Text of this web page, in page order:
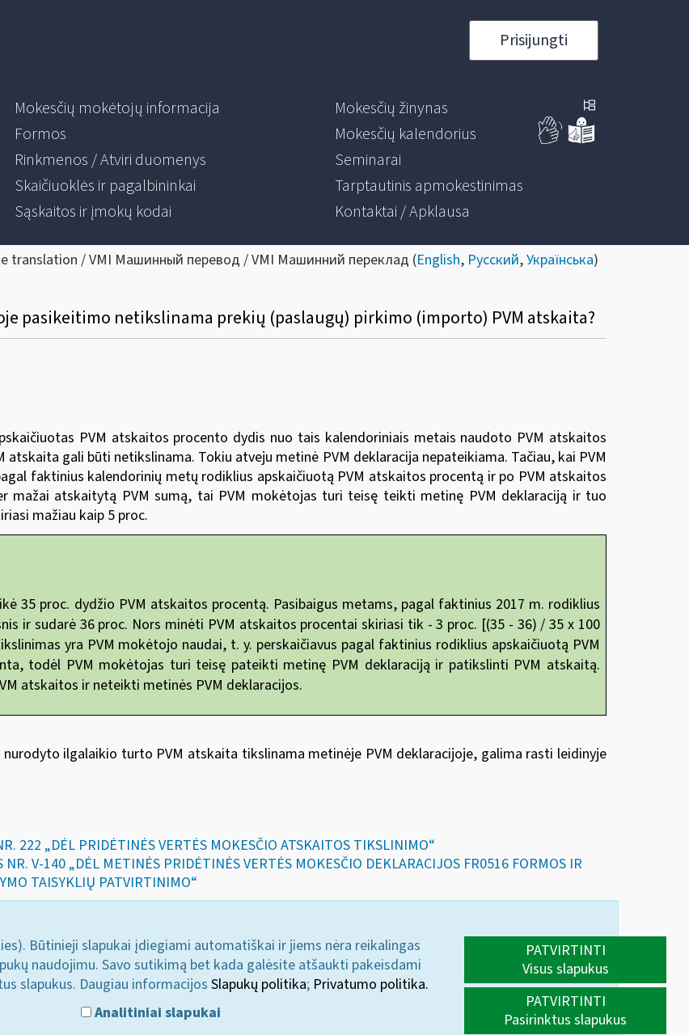
Prisijungti
Mokesčių mokėtojų informacija
Formos
Rinkmenos / Atviri duomenys
Skaičiuoklės ir pagalbininkai
Sąskaitos ir įmokų kodai
Mokesčių žinynas
Mokesčių kalendorius
Seminarai
Tarptautinis apmokestinimas
Kontaktai / Apklausa
translation / VMI Машинный перевод / VMI Машинний переклад (English, Русский,Українська)
pasikeitimo netikslinama prekių (paslaugų) pirkimo (importo) PVM atskaita?
PVM atskaitos procento dydis nuo tais kalendoriniais metais naudoto PVM atskaitos
atskaita gali būti netikslinama. Tokiu atveju metinė PVM deklaracija nepateikiama. Tačiau, kai PVM
faktinius kalendorinių metų rodiklius apskaičiuotą PVM atskaitos procentą ir po PVM atskaitos
mažai atskaitytą PVM sumą, tai PVM mokėtojas turi teisę teikti metinę PVM deklaraciją ir tuo
mažiau kaip 5 proc.
35 proc. dydžio PVM atskaitos procentą. Pasibaigus metams, pagal faktinius 2017 m. rodiklius
ir sudarė 36 proc. Nors minėti PVM atskaitos procentai skiriasi tik - 3 proc. [(35 - 36) / 35 x 100
yra PVM mokėtojo naudai, t. y. perskaičiavus pagal faktinius rodiklius apskaičiuotą PVM
todėl PVM mokėtojas turi teisę pateikti metinę PVM deklaraciją ir patikslinti PVM atskaitą.
atskaitos ir neteikti metinės PVM deklaracijos.
ilgalaikio turto PVM atskaita tikslinama metinėje PVM deklaracijoje, galima rasti leidinyje
222 „DĖL PRIDĖTINĖS VERTĖS MOKESČIO ATSKAITOS TIKSLINIMO“
V-140 „DĖL METINĖS PRIDĖTINĖS VERTĖS MOKESČIO DEKLARACIJOS FR0516 FORMOS IR
TAISYKLIŲ PATVIRTINIMO“
Būtinieji slapukai įdiegiami automatiškai ir jiems nėra reikalingas
naudojimu. Savo sutikimą bet kada galėsite atšaukti pakeisdami
slapukus. Daugiau informacijos Slapukų politika; Privatumo politika.
Analitiniai slapukai
PATVIRTINTI
Visus slapukus
PATVIRTINTI
Pasirinktus slapukus